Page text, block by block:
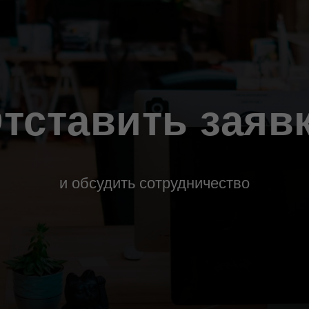
и обсудить сотрудничество